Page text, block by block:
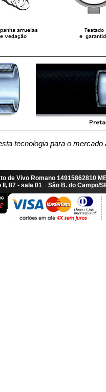
tecnologia para o
de Vivo Romano
II, 87 - sala 01 São B. do